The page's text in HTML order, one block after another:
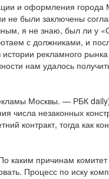
и оформления
не были заключены
я не знаю, был ли у
с должниками, и
рекламного
нам удалось
Москвы. — РБК
числа незаконных
контракт, тогда как
каким причинам
Процесс по иску